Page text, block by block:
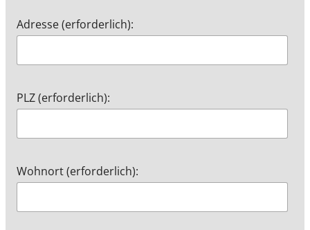
Adresse (erforderlich):
PLZ (erforderlich):
Wohnort (erforderlich):